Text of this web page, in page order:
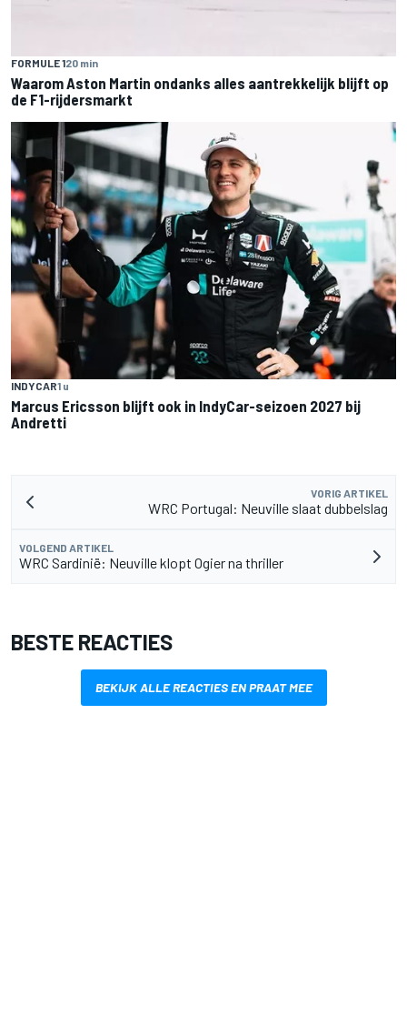
FORMULE 120 min
Waarom Aston Martin ondanks alles aantrekkelijk blijft op
de F1-rijdersmarkt
INDYCAR1 u
Marcus Ericsson blijft ook in IndyCar-seizoen 2027 bij
Andretti
VORIG ARTIKEL
WRC Portugal: Neuville slaat dubbelslag
VOLGEND ARTIKEL
WRC Sardinië: Neuville klopt Ogier na thriller
BESTE REACTIES
BEKIJK ALLE REACTIES EN PRAAT MEE